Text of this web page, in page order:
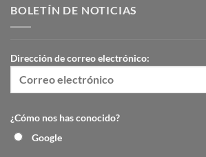
BOLETÍN DE NOTICIAS
Dirección de correo electrónico:
¿Cómo nos has conocido?
Google